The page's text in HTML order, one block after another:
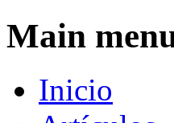
Main
Inicio